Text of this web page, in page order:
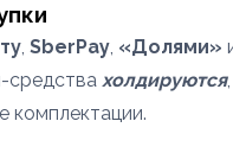
, SberPay, «Долями»
средства холдируются
комплектации.